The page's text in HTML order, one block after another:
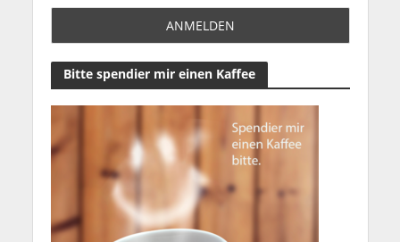
Bitte spendier mir einen Kaffee